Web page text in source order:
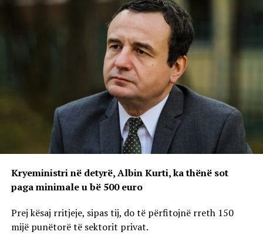
Kryeministri në detyrë, Albin Kurti, ka thënë sot
paga minimale u bë 500 euro
Prej kësaj rritjeje, sipas tij, do të përfitojnë rreth 150
mijë punëtorë të sektorit privat.